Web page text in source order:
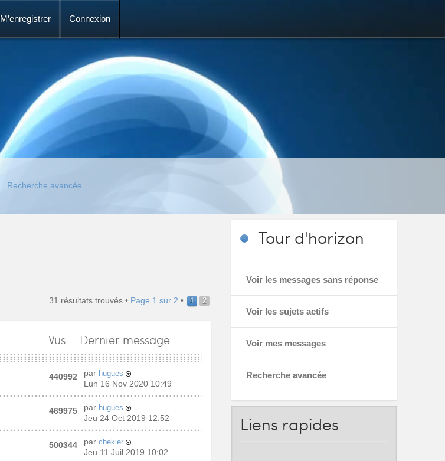
M’enregistrer Connexion
Recherche avancée
31 résultats trouvés • Page 1 sur 2 • 1 2
Vus
Dernier message
440992 par hugues
Lun 16 Nov 2020 10:49
469975 par hugues
Jeu 24 Oct 2019 12:52
500344 par cbekier
Jeu 11 Juil 2019 10:02
Tour d'horizon
Voir les messages sans réponse
Voir les sujets actifs
Voir mes messages
Recherche avancée
Liens rapides